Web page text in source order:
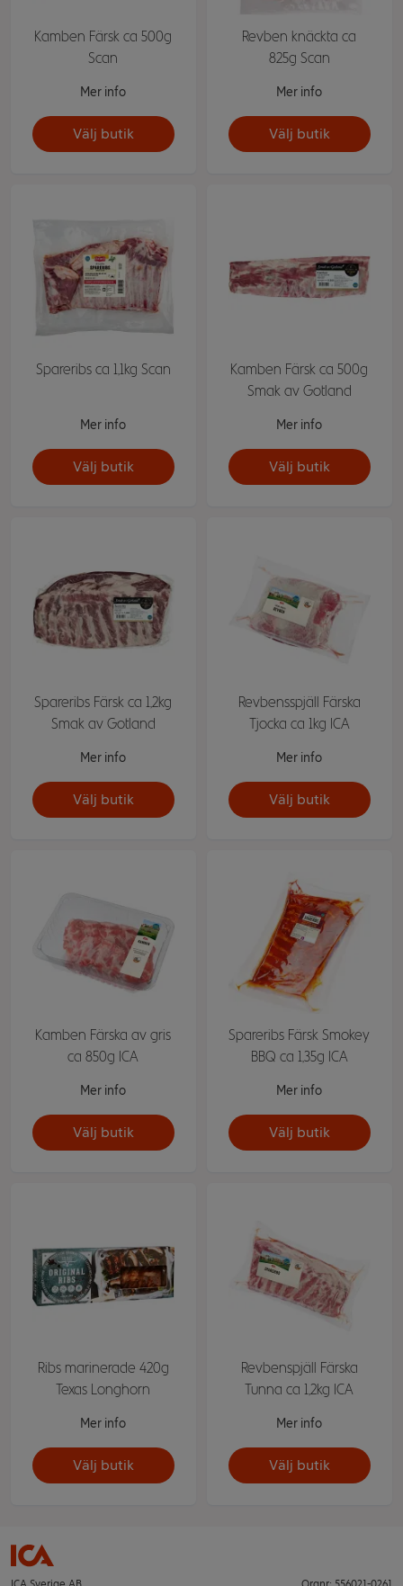
Kamben Färsk ca 500g
Scan
Mer info
Välj butik
Revben knäckta ca
825g Scan
Mer info
Välj butik
Spareribs ca 1,1kg Scan
Mer info
Välj butik
Kamben Färsk ca 500g
Smak av Gotland
Mer info
Välj butik
Spareribs Färsk ca 1,2kg
Smak av Gotland
Mer info
Välj butik
Revbensspjäll Färska
Tjocka ca 1kg ICA
Mer info
Välj butik
Kamben Färska av gris
ca 850g ICA
Mer info
Välj butik
Spareribs Färsk Smokey
BBQ ca 1,35g ICA
Mer info
Välj butik
Ribs marinerade 420g
Texas Longhorn
Mer info
Välj butik
Revbenspjäll Färska
Tunna ca 1,2kg ICA
Mer info
Välj butik